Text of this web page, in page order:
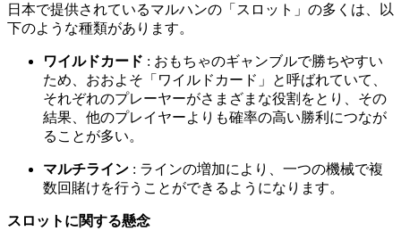
日本で提供されているマルハンの「スロット」の多くは、以
下のような種類があります。
ワイルドカード : おもちゃのギャンブルで勝ちやすい
ため、おおよそ「ワイルドカード」と呼ばれていて、
それぞれのプレーヤーがさまざまな役割をとり、その
結果、他のプレイヤーよりも確率の高い勝利につなが
ることが多い。
マルチライン : ラインの増加により、一つの機械で複
数回賭けを行うことができるようになります。
スロットに関する懸念